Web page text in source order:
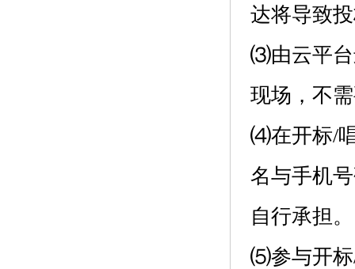
达将导致
⑶由云平台
现场，不
⑷在开标/
名与手机
自行承担。
⑸参与开标